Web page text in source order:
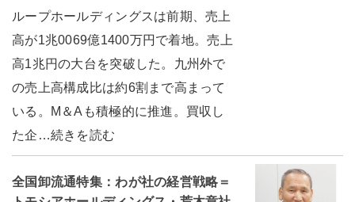
ループホールディングスは前期、売上
高が1兆0069億1400万円で着地。売上
高1兆円の大台を突破した。九州外で
の売上高構成比は約6割まで高まって
いる。M＆Aも積極的に推進。買収し
た企…続きを読む
全国卸流通特集：わが社の経営戦略＝